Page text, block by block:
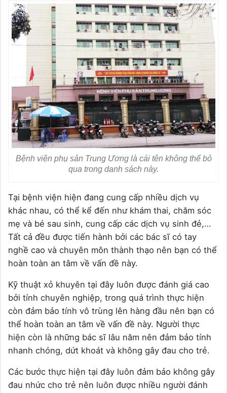
Bệnh viện phụ sản Trung Ương là cái tên không thể bỏ
qua trong danh sách này.
Tại bệnh viện hiện đang cung cấp nhiều dịch vụ
khác nhau, có thể kể đến như khám thai, chăm sóc
mẹ và bé sau sinh, cung cấp các dịch vụ sinh đẻ,…
Tất cả đều được tiến hành bởi các bác sĩ có tay
nghề cao và chuyên môn thành thạo nên bạn có thể
hoàn toàn an tâm về vấn đề này.
Kỹ thuật xỏ khuyên tại đây luôn được đánh giá cao
bởi tính chuyên nghiệp, trong quá trình thực hiện
còn đảm bảo tính vô trùng lên hàng đầu nên bạn có
thể hoàn toàn an tâm về vấn đề này. Người thực
hiện còn là những bác sĩ lâu năm nên đảm bảo tính
nhanh chóng, dứt khoát và không gây đau cho trẻ.
Các bước thực hiện tại đây luôn đảm bảo không gây
đau nhức cho trẻ nên luôn được nhiều người đánh